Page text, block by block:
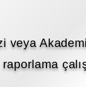
veya
raporlama